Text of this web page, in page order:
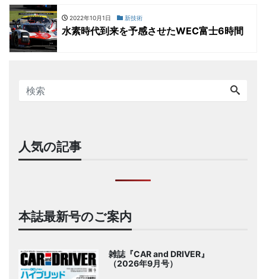
2022年10月1日 新技術
水素時代到来を予感させたWEC富士6時間
人気の記事
本誌最新号のご案内
雑誌『CAR and DRIVER』
（2026年9月号）